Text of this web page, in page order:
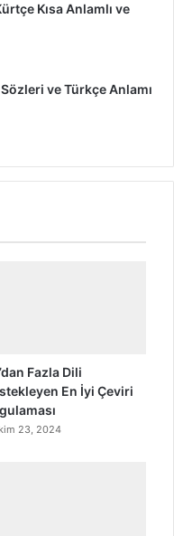
Kısa Anlamlı ve
ve Türkçe Anlamı
Fazla Dili
En İyi Çeviri
23, 2024